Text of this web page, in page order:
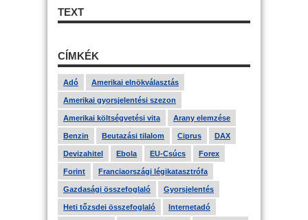
TEXT
CÍMKÉK
Adó Amerikai elnökválasztás
Amerikai gyorsjelentési szezon
Amerikai költségvetési vita Arany elemzése
Benzin Beutazási tilalom Ciprus DAX
Devizahitel Ebola EU-Csúcs Forex
Forint Franciaországi légikatasztrófa
Gazdasági összefoglaló Gyorsjelentés
Heti tőzsdei összefoglaló Internetadó